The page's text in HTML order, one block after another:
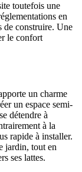
toutefois une
en
de construire. Une
le confort
un charme
un espace semi-
détendre à
à la
rapide à installer.
jardin, tout en
ses lattes.